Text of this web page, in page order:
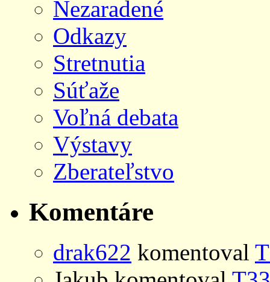
Nezaradené
Odkazy
Stretnutia
Súťaže
Voľná debata
Výstavy
Zberateľstvo
Komentáre
drak622 komentoval